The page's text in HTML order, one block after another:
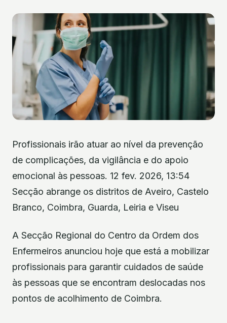
Profissionais irão atuar ao nível da prevenção
de complicações, da vigilância e do apoio
emocional às pessoas. 12 fev. 2026, 13:54
Secção abrange os distritos de Aveiro, Castelo
Branco, Coimbra, Guarda, Leiria e Viseu
A Secção Regional do Centro da Ordem dos
Enfermeiros anunciou hoje que está a mobilizar
profissionais para garantir cuidados de saúde
às pessoas que se encontram deslocadas nos
pontos de acolhimento de Coimbra.